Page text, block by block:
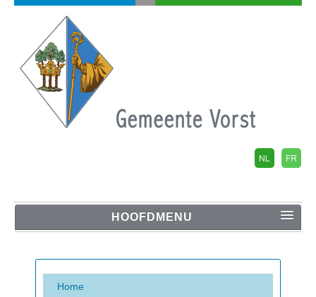
HOOFDMENU
Home